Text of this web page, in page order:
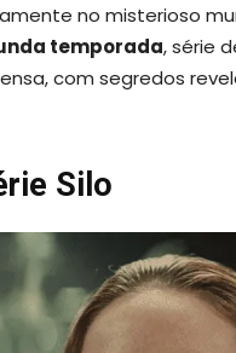
no misterioso
temporada, série
com segredos
Silo